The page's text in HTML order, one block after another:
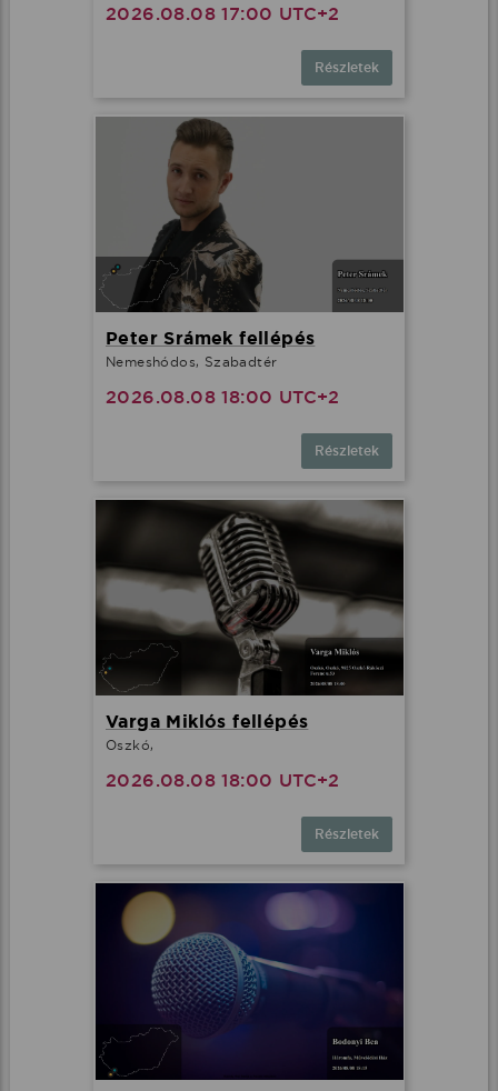
2026.08.08 17:00 UTC+2
Részletek
Peter Srámek fellépés
Nemeshódos, Szabadtér
2026.08.08 18:00 UTC+2
Részletek
Varga Miklós fellépés
Oszkó,
2026.08.08 18:00 UTC+2
Részletek